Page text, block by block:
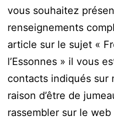
vous souhaitez
renseignements
article sur le sujet «
l’Essonnes » il vous
contacts indiqués sur
raison d’être de
rassembler sur le